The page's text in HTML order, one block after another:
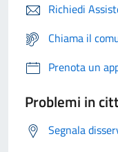
Richiedi
Chiama il
Prenota un
Problemi in
Segnala